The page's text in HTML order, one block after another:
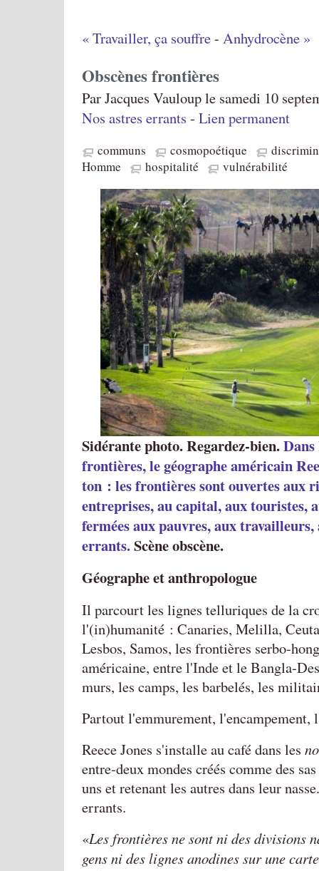
« Travailler, ça souffre- Anhydrocène »
Obscènes frontières
Par Jacques Vauloup le samedi 10
Nos astres errants - Lien permanent
communs cosmopoétique
Homme
hospitalité vulnérabilité
Sidérante photo. Regardez-bien.
frontières, le géographe américain
ton : les frontières sont ouvertes aux
entreprises, au capital, aux touristes,
fermées aux pauvres, aux travailleurs,
errants.Scène obscène.
Géographe et anthropologue
Il parcourt les lignes telluriques de la
l'(in)humanité : Canaries, Melilla,
Lesbos, Samos, les frontières serbo-
américaine, entre l'Inde et le Bangla-
murs, les camps, les barbelés, les
Partout l'emmurement, l'encampement,
Reece Jones s'installe au café dans les
entre-deux mondes créés comme des
uns et retenant les autres dans leur
errants.
Les frontières ne sont ni des divisions
gens ni des lignes anodines sur une